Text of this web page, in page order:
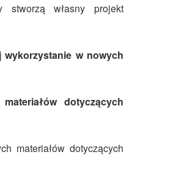
stworzą własny projekt
w nowych
dotyczących
materiałów dotyczących